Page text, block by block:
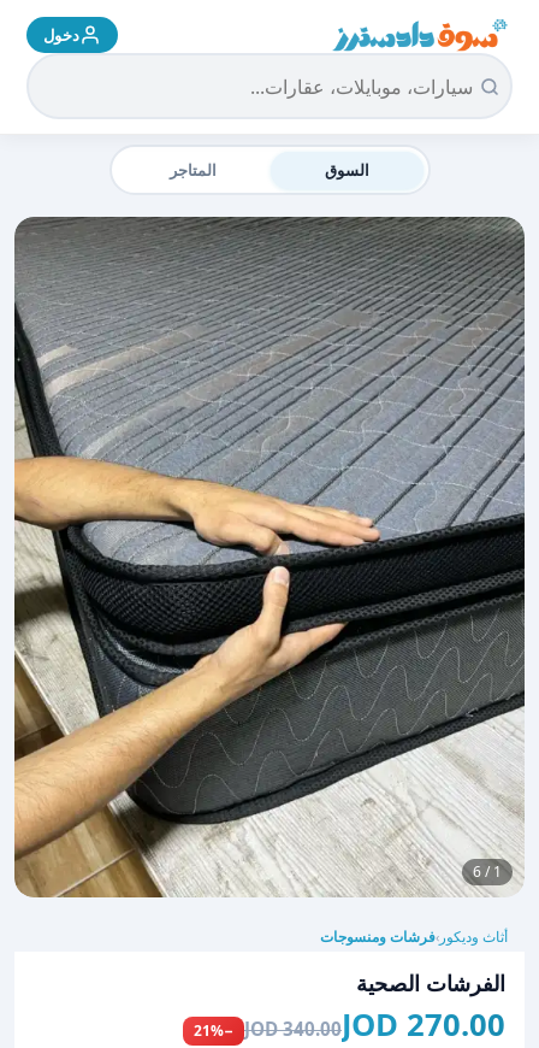
سوق دادسترز الرئيسية دخول
السوق المتاجر
1 / 6
أثاث وديكور ›فرشات ومنسوجات
الفرشات الصحية
270.00 JOD
340.00 JOD
−21%